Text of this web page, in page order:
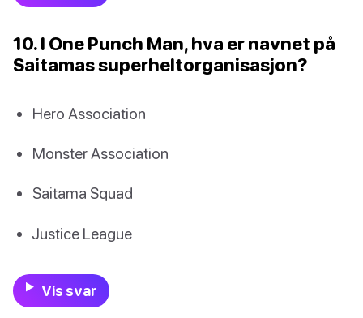
10. I One Punch Man, hva er navnet på
Saitamas superheltorganisasjon?
Hero Association
Monster Association
Saitama Squad
Justice League
Vis svar